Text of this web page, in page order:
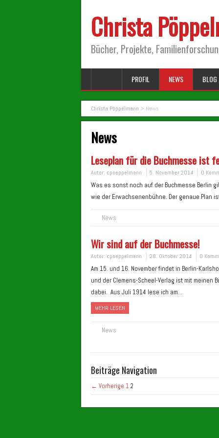
Christa
Bücher, Projekte,
PROFIL NEWS BLOG
Christa Pöppelmann > News
News
Leseplan für die Buchmesse ist
Autor: cpoeppelmann 5. November 2014 0
Was es sonst noch auf der Buchmesse Berlin
wie der Erwachsenenbühne. Der genaue Plan
News
Wir sind auf der Buchmesse!
Autor: cpoeppelmann 28. Oktober 2014 0
Am 15. und 16. November findet in Berlin-
und der Clemens-Scheel-Verlag ist mit meinen
dabei. Aus Juli 1914 lese ich am…
MEHR LESEN
News
Beiträge Navigation
← Vorherige 1 2